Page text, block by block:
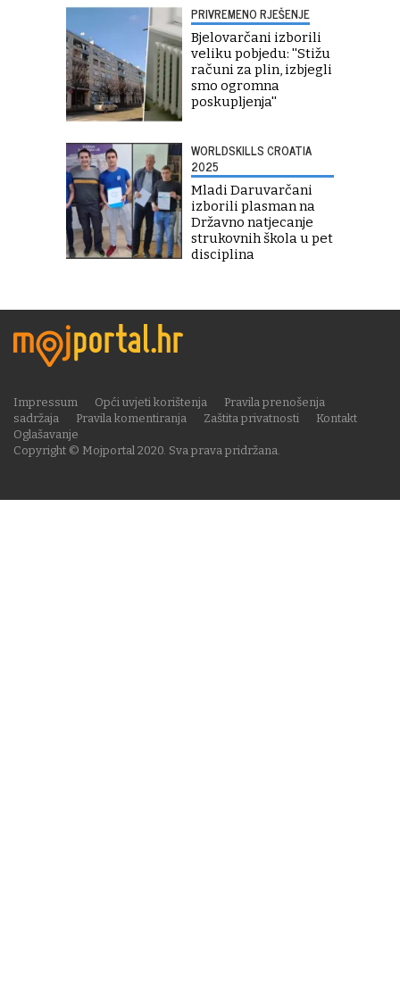
PRIVREMENO RJEŠENJE
Bjelovarčani izborili
veliku pobjedu: ''Stižu
računi za plin, izbjegli
smo ogromna
poskupljenja''
WORLDSKILLS CROATIA
2025
Mladi Daruvarčani
izborili plasman na
Državno natjecanje
strukovnih škola u pet
disciplina
Copyright © Mojportal 2020. Sva prava pridržana.
Impressum Opći uvjeti korištenja
Pravila prenošenja
sadržaja
Pravila komentiranja Zaštita privatnosti
Kontakt
Oglašavanje